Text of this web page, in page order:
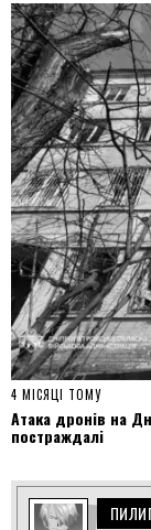
4 МІСЯЦІ ТОМУ
Атака дронів на
постраждалі